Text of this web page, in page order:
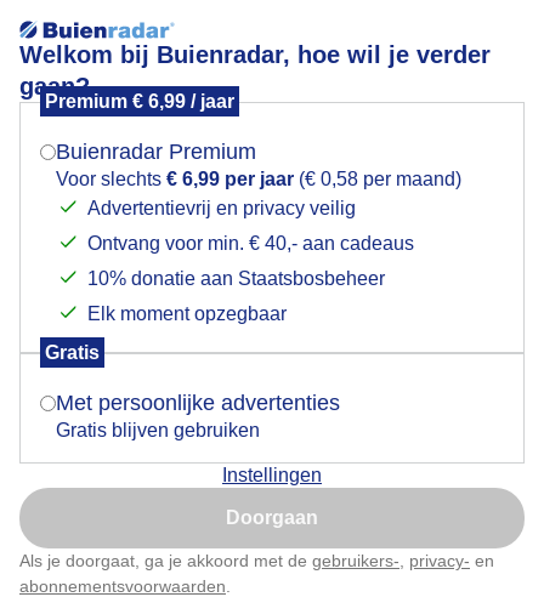
Welkom bij Buienradar, hoe wil je verder
gaan?
Premium € 6,99 / jaar
Buienradar Premium
Voor slechts € 6,99 per jaar (€ 0,58 per maand)
Advertentievrij en privacy veilig
Ontvang voor min. € 40,- aan cadeaus
10% donatie aan Staatsbosbeheer
Elk moment opzegbaar
Gratis
Met persoonlijke advertenties
Gratis blijven gebruiken
Instellingen
Doorgaan
Als je doorgaat, ga je akkoord met de gebruikers- privacy- en
abonnementsvoorwaarden
Mooi weer aan de Moezel in Duitsland
Mooi weer aan de Moezel in Duitsland
Door: Joyce Derksen Gemaakt: 06-08-2025, 40x bekeken
Vakantie Duitsland
Mogen we je locatie gebruiken voor het
Indien je hier nog geen akkoord op hebt gegeven,
verschijnt er zo een pop-up uit je browser waarin
Is goed, toon de popup
Nu niet, misschien later
Klik hierom dit aan te passen